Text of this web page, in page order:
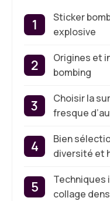
Sticker
explosive
Origines et
bombing
Choisir la
fresque
Bien
diversité et
Techniques
collage